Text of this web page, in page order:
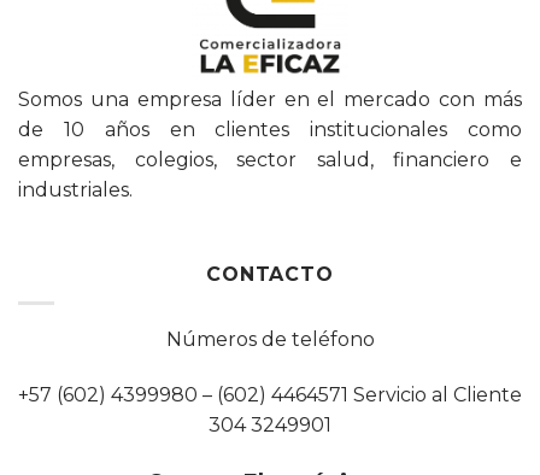
Somos una empresa líder en el mercado con más
de 10 años en clientes institucionales como
empresas, colegios, sector salud, financiero e
industriales.
CONTACTO
Números de teléfono
+57 (602) 4399980 – (602) 4464571 Servicio al Cliente
304 3249901